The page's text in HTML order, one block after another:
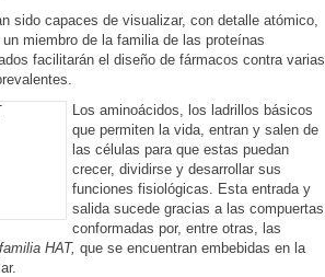
sido capaces de visualizar, con detalle atómico,
un miembro de la familia de las proteínas
facilitarán el diseño de fármacos contra varias
Los aminoácidos, los ladrillos básicos
que permiten la vida, entran y salen de
las células para que estas puedan
crecer, dividirse y desarrollar sus
funciones fisiológicas. Esta entrada y
salida sucede gracias a las compuertas
conformadas por, entre otras, las
HAT, que se encuentran embebidas en la